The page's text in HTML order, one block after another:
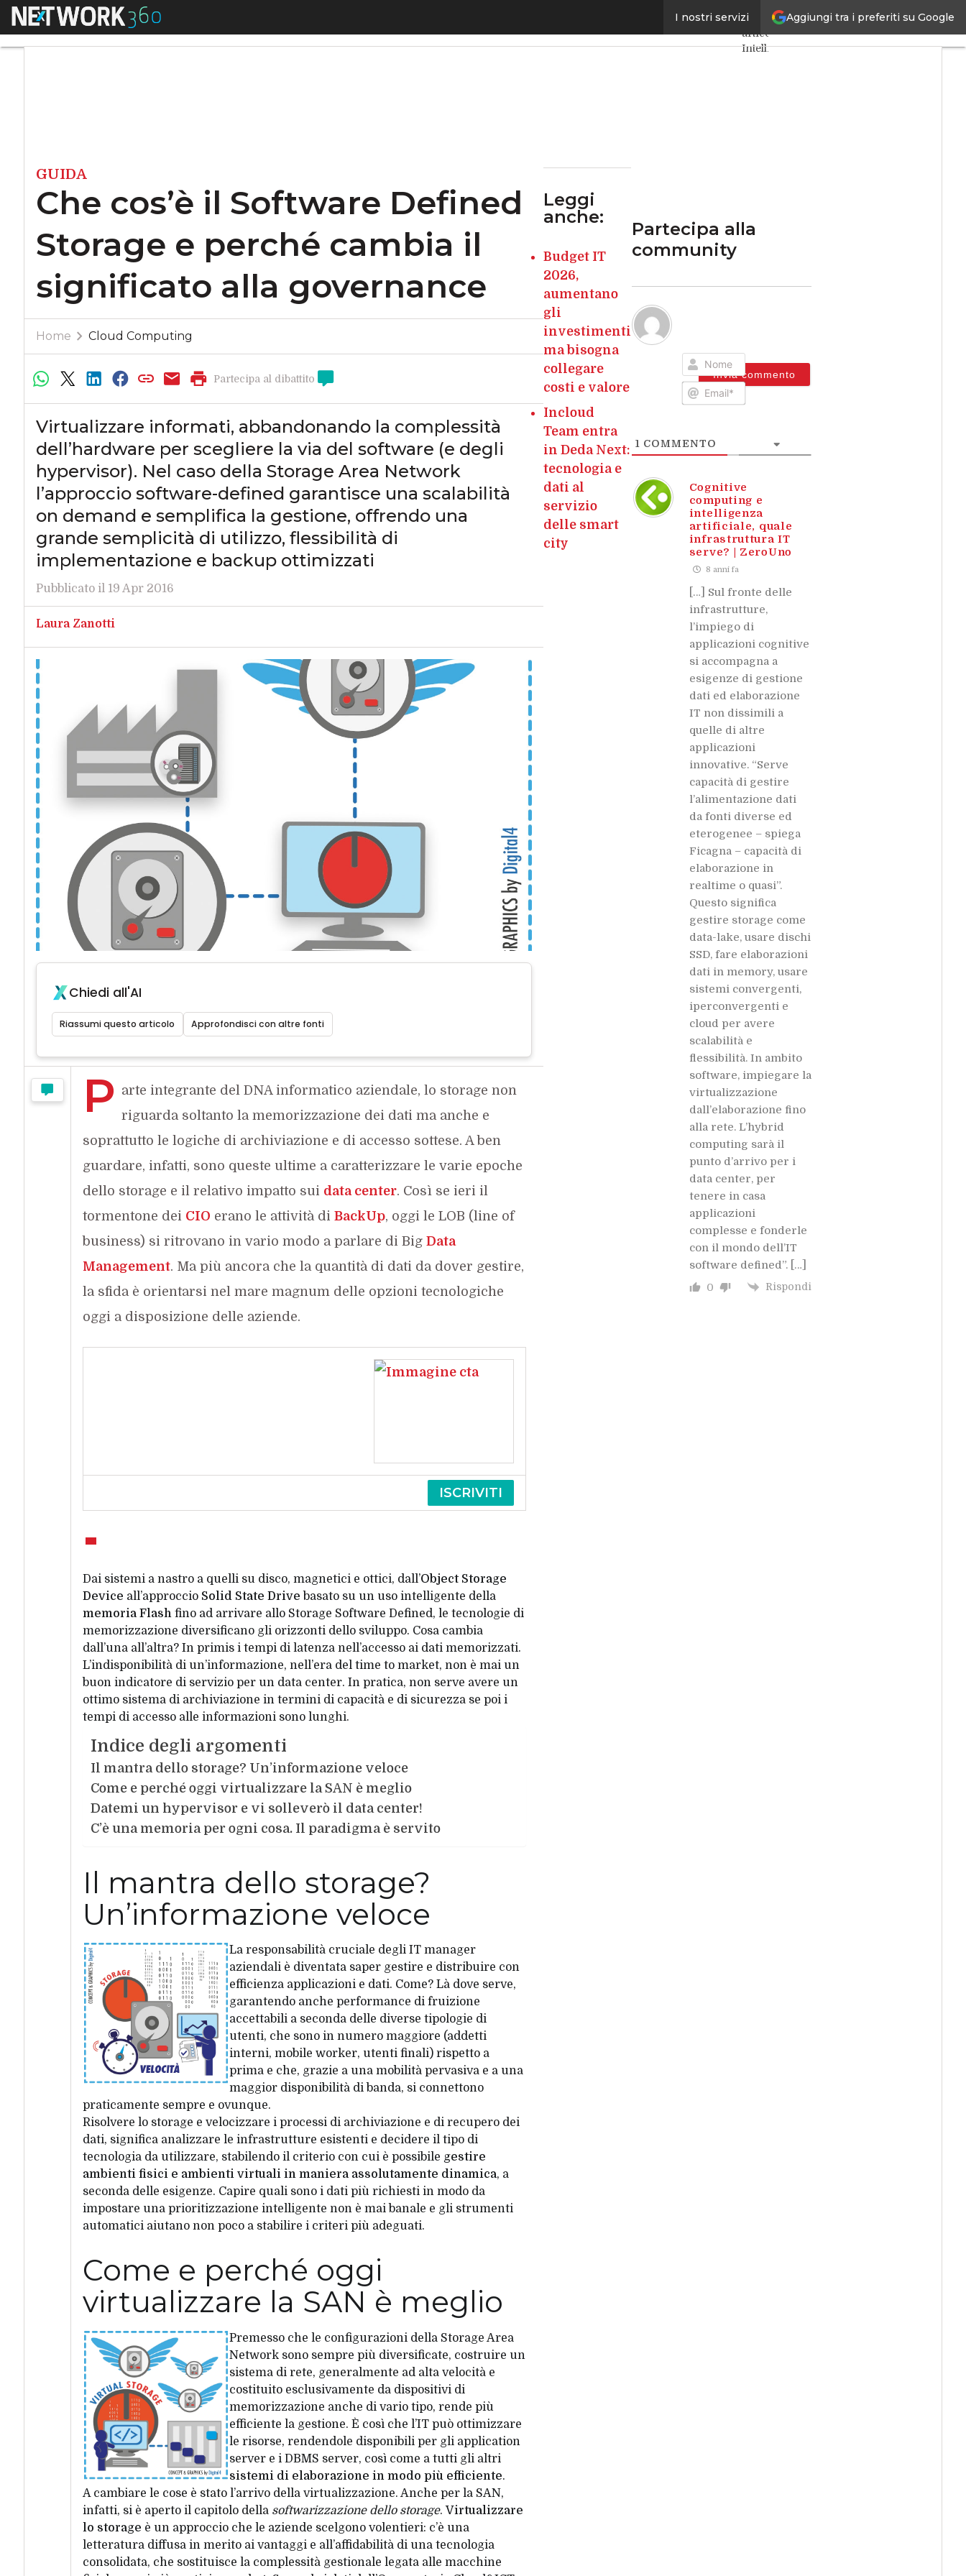
Aggiungi tra i preferiti su Google
I nostri servizi
Menu Che cos’è il Software Defined Storage e perché cambia il significato alla governanceUltimi
articoli
Intelligenza
GUIDA
Che cos’è il Software Defined
Storage e perché cambia il
significato alla governance
Home Cloud Computing
Partecipa al dibattito
Virtualizzare informati, abbandonando la complessità
dell’hardware per scegliere la via del software (e degli
hypervisor). Nel caso della Storage Area Network
l’approccio software-defined garantisce una scalabilità
on demand e semplifica la gestione, offrendo una
grande semplicità di utilizzo, flessibilità di
implementazione e backup ottimizzati
Pubblicato il 19 Apr 2016
Laura Zanotti
Chiedi all'AI
Riassumi questo articolo Approfondisci con altre fonti
P arte integrante del DNA informatico aziendale, lo storage non
riguarda soltanto la memorizzazione dei dati ma anche e
soprattutto le logiche di archiviazione e di accesso sottese. A ben
guardare, infatti, sono queste ultime a caratterizzare le varie epoche
dello storage e il relativo impatto sui data center. Così se ieri il
tormentone dei CIO erano le attività di BackUp, oggi le LOB (line of
business) si ritrovano in vario modo a parlare di Big Data
Management. Ma più ancora che la quantità di dati da dover gestire,
la sfida è orientarsi nel mare magnum delle opzioni tecnologiche
oggi a disposizione delle aziende.
ISCRIVITI
Dai sistemi a nastro a quelli su disco, magnetici e ottici, dall’Object Storage
Device all’approccio Solid State Drive basato su un uso intelligente della
memoria Flashfino ad arrivare allo Storage Software Defined, le tecnologie di
memorizzazione diversificano gli orizzonti dello sviluppo. Cosa cambia
dall’una all’altra? In primis i tempi di latenza nell’accesso ai dati memorizzati.
L’indisponibilità di un’informazione, nell’era del time to market, non è mai un
buon indicatore di servizio per un data center. In pratica, non serve avere un
ottimo sistema di archiviazione in termini di capacità e di sicurezza se poi i
tempi di accesso alle informazioni sono lunghi.
Indice degli argomenti
Il mantra dello storage? Un’informazione veloce
Come e perché oggi virtualizzare la SAN è meglio
Datemi un hypervisor e vi solleverò il data center!
C’è una memoria per ogni cosa. Il paradigma è servito
Il mantra dello storage?
Un’informazione veloce
La responsabilità cruciale degli IT manager
aziendali è diventata saper gestire e distribuire con
efficienza applicazioni e dati. Come? Là dove serve,
garantendo anche performance di fruizione
accettabili a seconda delle diverse tipologie di
utenti, che sono in numero maggiore (addetti
interni, mobile worker, utenti finali) rispetto a
prima e che, grazie a una mobilità pervasiva e a una
maggior disponibilità di banda, si connettono
praticamente sempre e ovunque.
Risolvere lo storage e velocizzare i processi di archiviazione e di recupero dei
dati, significa analizzare le infrastrutture esistenti e decidere il tipo di
tecnologia da utilizzare, stabilendo il criterio con cui è possibile gestire
ambienti fisici e ambienti virtuali in maniera assolutamente dinamica, a
seconda delle esigenze. Capire quali sono i dati più richiesti in modo da
impostare una prioritizzazione intelligente non è mai banale e gli strumenti
automatici aiutano non poco a stabilire i criteri più adeguati.
Come e perché oggi
virtualizzare la SAN è meglio
Premesso che le configurazioni della Storage Area
Network sono sempre più diversificate, costruire un
sistema di rete, generalmente ad alta velocità e
costituito esclusivamente da dispositivi di
memorizzazione anche di vario tipo, rende più
efficiente la gestione. È così che l’IT può ottimizzare
le risorse, rendendole disponibili per gli application
server e i DBMS server, così come a tutti gli altri
sistemi di elaborazione in modo più efficiente.
A cambiare le cose è stato l’arrivo della virtualizzazione. Anche per la SAN,
infatti, si è aperto il capitolo della softwarizzazione dello storage.Virtualizzare
lo storage è un approccio che le aziende scelgono volentieri: c’è una
letteratura diffusa in merito ai vantaggi e all’affidabilità di una tecnologia
consolidata, che sostituisce la complessità gestionale legata alle macchine
Leggi
anche:
Budget IT
2026,
aumentano
gli
investimenti
ma bisogna
collegare
costi e valore
Incloud
Team entra
in Deda Next:
tecnologia e
dati al
servizio
delle smart
city
Partecipa alla
community
Nome
Email*
1 COMMENTO
Cognitive
computing e
intelligenza
artificiale, quale
infrastruttura IT
serve? | ZeroUno
8 anni fa
[…] Sul fronte delle
infrastrutture,
l’impiego di
applicazioni cognitive
si accompagna a
esigenze di gestione
dati ed elaborazione
IT non dissimili a
quelle di altre
applicazioni
innovative. “Serve
capacità di gestire
l’alimentazione dati
da fonti diverse ed
eterogenee – spiega
Ficagna – capacità di
elaborazione in
realtime o quasi”.
Questo significa
gestire storage come
data-lake, usare dischi
SSD, fare elaborazioni
dati in memory, usare
sistemi convergenti,
iperconvergenti e
cloud per avere
scalabilità e
flessibilità. In ambito
software, impiegare la
virtualizzazione
dall’elaborazione fino
alla rete. L’hybrid
computing sarà il
punto d’arrivo per i
data center, per
tenere in casa
applicazioni
complesse e fonderle
con il mondo dell’IT
software defined”. […]
0 Rispondi